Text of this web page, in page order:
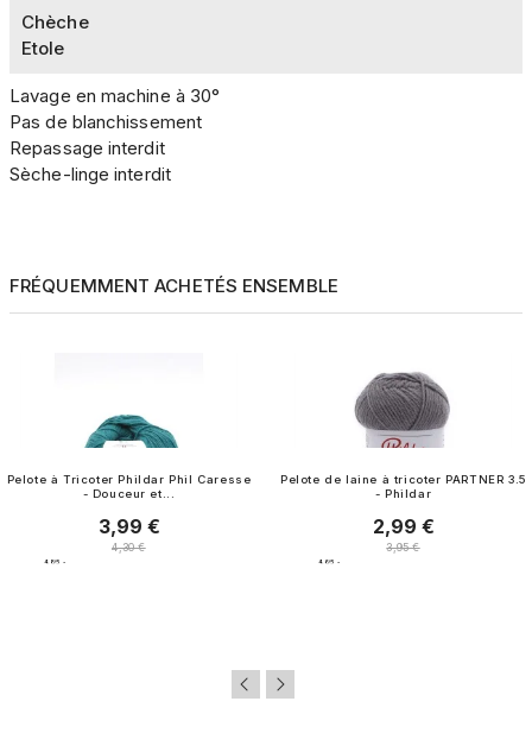
Chèche
Etole
Lavage en machine à 30°
Pas de blanchissement
Repassage interdit
Sèche-linge interdit
FRÉQUEMMENT ACHETÉS ENSEMBLE
Pelote à Tricoter Phildar Phil Caresse
- Douceur et...
Prix
3,99 €
Prix normal
4,30 €
4.8/5 -
Pelote de laine à tricoter PARTNER 3.5
- Phildar
Prix
2,99 €
Prix normal
3,95 €
4.6/5 -